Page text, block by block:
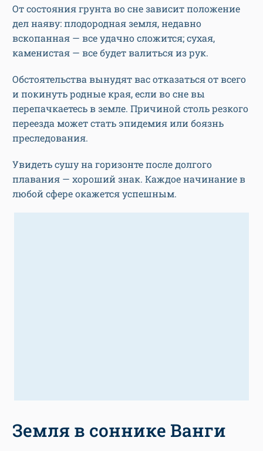
От состояния грунта во сне зависит положение
дел наяву: плодородная земля, недавно
вскопанная — все удачно сложится; сухая,
каменистая — все будет валиться из рук.
Обстоятельства вынудят вас отказаться от всего
и покинуть родные края, если во сне вы
перепачкаетесь в земле. Причиной столь резкого
переезда может стать эпидемия или боязнь
преследования.
Увидеть сушу на горизонте после долгого
плавания — хороший знак. Каждое начинание в
любой сфере окажется успешным.
Земля в соннике Ванги